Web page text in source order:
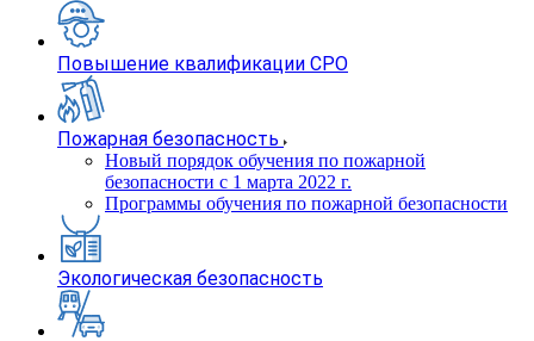
Повышение квалификации СРО
Пожарная безопасность
Новый порядок обучения по пожарной
безопасности с 1 марта 2022 г.
Программы обучения по пожарной безопасности
Экологическая безопасность